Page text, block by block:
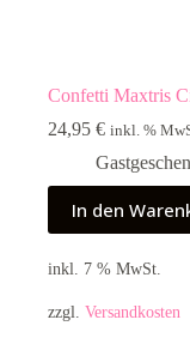
Confetti Maxtris
24,95 € inkl. %
In den
inkl. 7 % MwSt.
zzgl. Versandkosten